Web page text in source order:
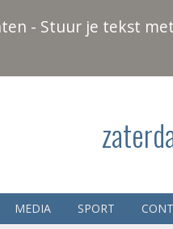
- Stuur je tekst
MEDIA SPORT